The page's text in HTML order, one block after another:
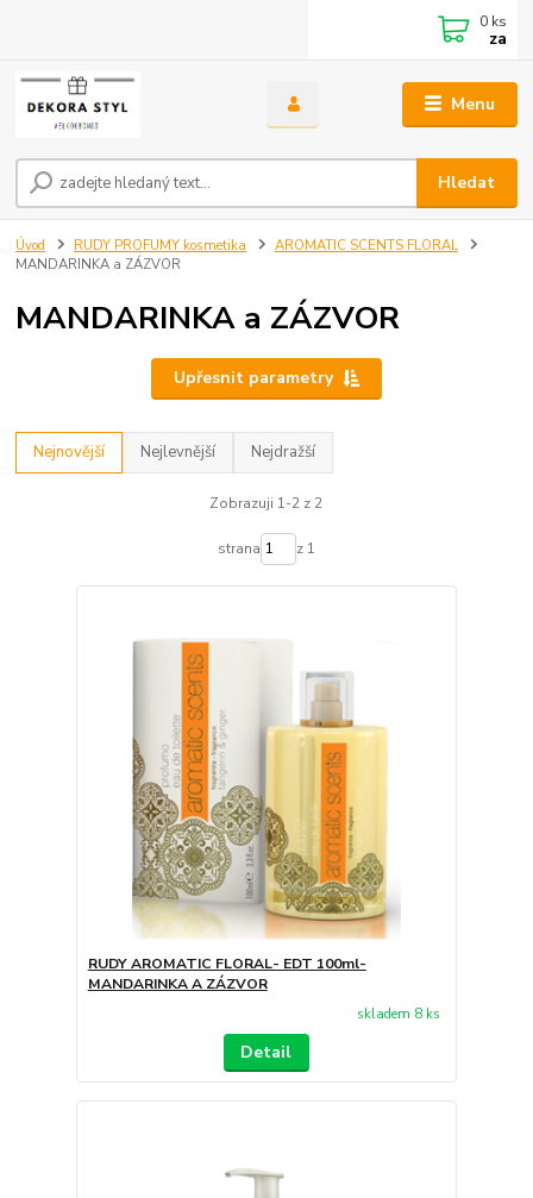
Menu
Hledat
0 ks
za
Úvod RUDY PROFUMY kosmetika
AROMATIC SCENTS FLORAL
MANDARINKA a ZÁZVOR
MANDARINKA a ZÁZVOR
Upřesnit parametry
Nejnovější Nejlevnější Nejdražší
Zobrazuji 1-2 z 2
strana z 1
RUDY AROMATIC FLORAL- EDT 100ml-
MANDARINKA A ZÁZVOR
skladem 8 ks
Detail